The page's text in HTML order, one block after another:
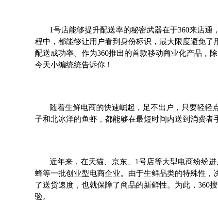
1号店能够提升配送率的秘密武器在于360来店
程中，都能够让用户看到身份标识，最大限度避免
配送成功率。作为360推出的首款移动商业化产品，
今天小编统统告诉你！
随着生鲜电商的快速崛起，足不出户，只要轻轻
子和北冰洋的鱼虾，都能够在最短时间内送到消费者
近年来，在天猫、京东、1号店等大型电商纷纷
蜂等一批创业型电商企业。由于生鲜品类的特殊性
了送货速度，也就保障了商品的新鲜性。为此，360
验。